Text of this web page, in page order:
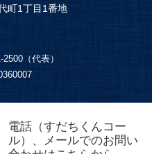
町1丁目1番地
2500（代表）
電話（すだちくんコー
ル）、メールでのお問い